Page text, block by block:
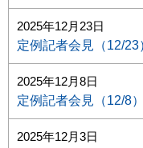
2025年12月23日
定例記者会見（12/
2025年12月8日
定例記者会見（12/8
2025年12月3日